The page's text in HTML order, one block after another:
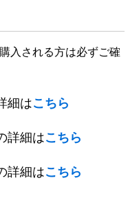
入される方は必ずご確
細はこちら
詳細はこちら
詳細はこちら